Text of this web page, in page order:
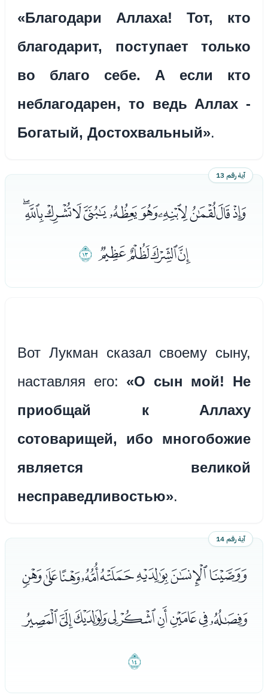
«Благодари Аллаха! Тот, кто
благодарит, поступает только
во благо себе. А если кто
неблагодарен, то ведь Аллах -
Богатый, Достохвальный».
آية رقم 13
ﭦﭧﭨﭩﭪﭫﭬﭭﭮﭯﭰ
ﭱﭲﭳﭴﭵ
Вот Лукман сказал своему сыну,
наставляя его: «О сын мой! Не
приобщай к Аллаху
сотоварищей, ибо многобожие
является великой
несправедливостью».
آية رقم 14
ﭶﭷﭸﭹﭺﭻﭼﭽ
ﭾﭿﮀﮁﮂﮃﮄﮅﮆ
ﮇ